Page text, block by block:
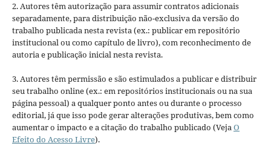
2. Autores têm autorização para assumir contratos adicionais
separadamente, para distribuição não-exclusiva da versão do
trabalho publicada nesta revista (ex.: publicar em repositório
institucional ou como capítulo de livro), com reconhecimento de
autoria e publicação inicial nesta revista.
3. Autores têm permissão e são estimulados a publicar e distribuir
seu trabalho online (ex.: em repositórios institucionais ou na sua
página pessoal) a qualquer ponto antes ou durante o processo
editorial, já que isso pode gerar alterações produtivas, bem como
aumentar o impacto e a citação do trabalho publicado (VejaO
Efeito do Acesso Livre).